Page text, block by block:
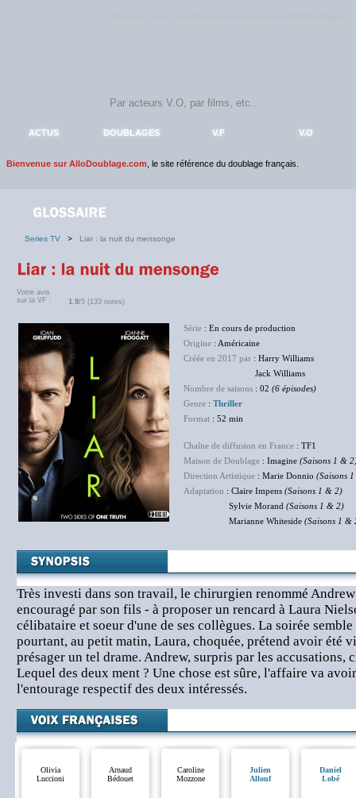
ACTUS DOUBLAGES V.F V.O
Bienvenue sur AlloDoublage.com , le site référence du doublage français.
Series TV > Liar : la nuit du mensonge
Votre avis
sur la VF :
1.9/5 (133 notes)
Série : En cours de production
Origine : Américaine
Créée en 2017 par : Harry Williams
Jack Williams
Nombre de saisons : 02 (6 épisodes)
Genre : Thriller
Format : 52 min
Chaîne de diffusion en France : TF1
Maison de Doublage : Imagine (Saisons 1 &
Direction Artistique : Marie Donnio (Saisons
Adaptation : Claire Impens (Saisons 1 & 2)
Sylvie Morand (Saisons 1 & 2)
Marianne Whiteside (Saisons 1 &
Très investi dans son travail, le chirurgien renommé
encouragé par son fils - à proposer un rencard à Laura
célibataire et soeur d'une de ses collègues. La soirée
pourtant, au petit matin, Laura, choquée, prétend avoir été
présager un tel drame. Andrew, surpris par les accusations,
Lequel des deux ment ? Une chose est sûre, l'affaire va
l'entourage respectif des deux intéressés.
Olivia
Luccioni
Arnaud
Bédouet
Caroline
Mozzone
Julien
Allouf
Daniel
Lobé